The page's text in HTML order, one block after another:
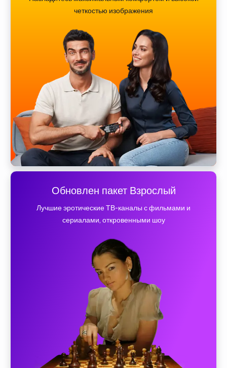
четкостью изображения
Обновлен пакет Взрослый
Лучшие эротические ТВ-каналы с фильмами и
сериалами, откровенными шоу